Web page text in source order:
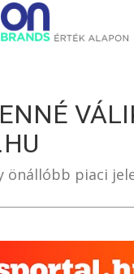
önállóbb piaci